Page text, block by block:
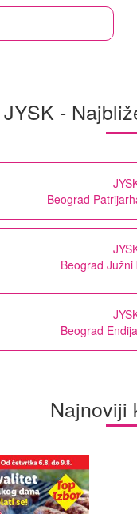
JYSK -
Beograd
Beograd Južni
Beograd
Najnoviji